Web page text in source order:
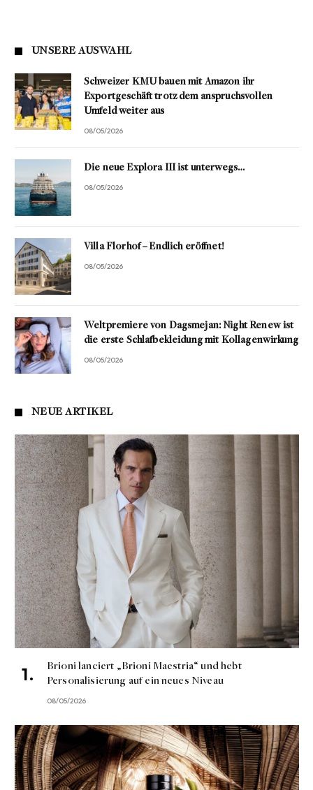
UNSERE AUSWAHL
Schweizer KMU bauen mit Amazon ihr
Exportgeschäft trotz dem anspruchsvollen
Umfeld weiter aus
08/05/2026
Die neue Explora III ist unterwegs…
08/05/2026
Villa Florhof – Endlich eröffnet!
08/05/2026
Weltpremiere von Dagsmejan: Night Renew ist
die erste Schlafbekleidung mit Kollagenwirkung
08/05/2026
NEUE ARTIKEL
Brioni lanciert „Brioni Maestria“ und hebt
Personalisierung auf ein neues Niveau
08/05/2026